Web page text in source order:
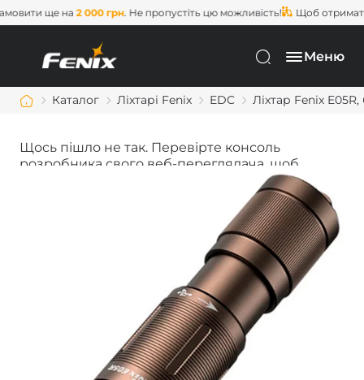
ще на2 000 грн . Не пропустіть цю можливість! Щоб отримати
Меню
Каталог Ліхтарі Fenix EDC Ліхтар Fenix
Щось пішло не так. Перевірте консоль
розробника свого веб-переглядача, щоб